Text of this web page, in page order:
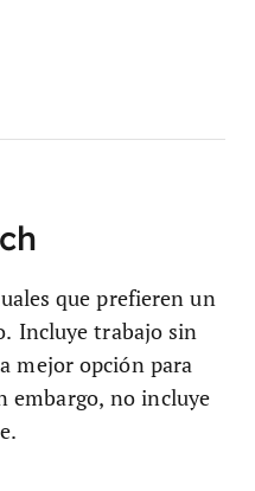
que prefieren un
Incluye trabajo sin
mejor opción para
embargo, no incluye